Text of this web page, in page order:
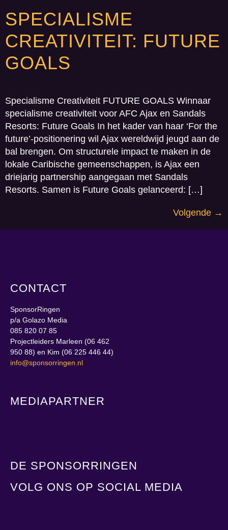
SPECIALISME
CREATIVITEIT: FUTURE
GOALS
Specialisme Creativiteit FUTURE GOALS Winnaar
specialisme creativiteit voor AFC Ajax en Sandals
Resorts: Future Goals In het kader van haar ‘For the
future’-positionering wil Ajax wereldwijd jeugd aan de
bal brengen. Om structurele impact te maken in de
lokale Caribische gemeenschappen, is Ajax een
driejarig partnership aangegaan met Sandals
Resorts. Samen is Future Goals gelanceerd: […]
Volgende →
CONTACT
SponsorRingen
p/a Golazo Media
085 820 07 85
Projectleiders Marleen (06 462
950 88) en Kim (06 225 446 44)
info@sponsorringen.nl
MEDIAPARTNER
DE SPONSORRINGEN
VOLG ONS OP SOCIAL MEDIA